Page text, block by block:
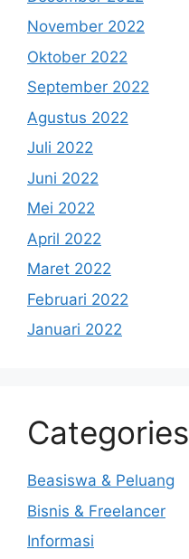
November 2022
Oktober 2022
September 2022
Agustus 2022
Juli 2022
Juni 2022
Mei 2022
April 2022
Maret 2022
Februari 2022
Januari 2022
Categories
Beasiswa & Peluang
Bisnis & Freelancer
Informasi